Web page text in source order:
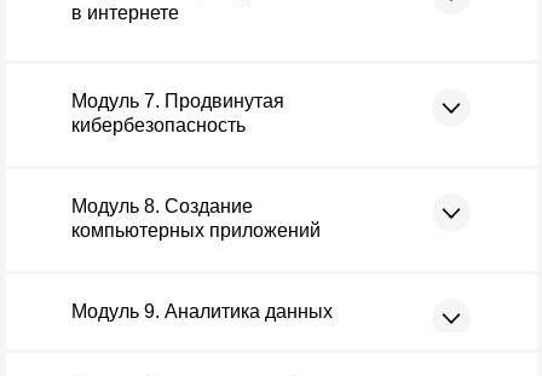
в интернете
Модуль 7. Продвинутая
кибербезопасность
Модуль 8. Создание
компьютерных приложений
Модуль 9. Аналитика данных